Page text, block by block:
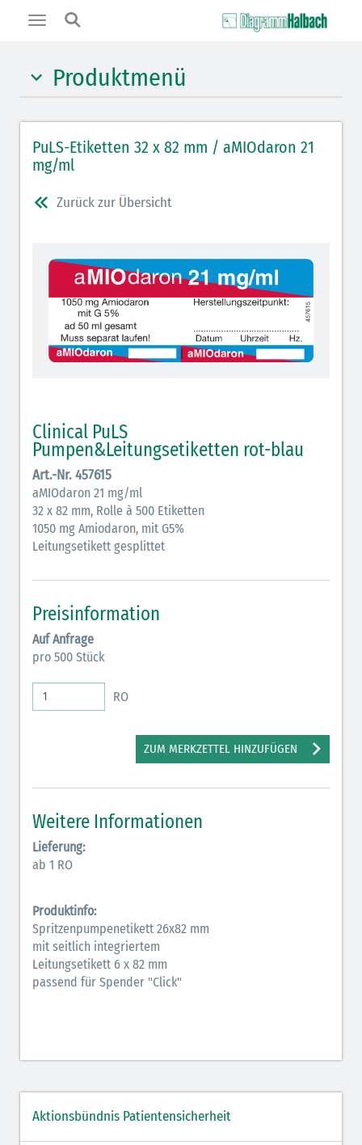
Toggle
Produktmenü
Benzodiazepine (orange)
Muskelrelaxantien (weiß-rot): DIVI 2012
Muskelrelaxans Antagonisten (rot schraffiert): DIVI
Opiate/Opioide (hellblau)
Lokalanästhetika (grau)
Vasopressoren (hellviolett)
Antihypertonika/Vasodilatantien (hellviolett
Antiemetika (salmon)
Verschiedene Medikamente (weiß)
Antikoagulantien (hellgrau/weiß mit schwarzem
Rahmen)
Rahmen)
Elektrolyte (grün-pink)
Elektrolyte Kalium (grün-blau)
Elektrolyte NaCl (grün)
Inodilatatoren (rot-grün)
Antiarrhythmika (rot-blau)
Bronchodilatatoren (blau-braun)
Hormone (braun-beige)
Hormone Insulin (braun-gelb)
PuLS-Etiketten 32 x 82 mm / aMIOdaron 21
mg/ml
Zurück zur Übersicht
Clinical PuLS
Pumpen&Leitungsetiketten rot-blau
Art.-Nr. 457615
aMIOdaron 21 mg/ml
32 x 82 mm, Rolle à 500 Etiketten
1050 mg Amiodaron, mit G5%
Leitungsetikett gesplittet
Preisinformation
Auf Anfrage
pro 500 Stück
RO
ZUM MERKZETTEL HINZUFÜGEN
Weitere Informationen
Lieferung:
ab 1 RO
Produktinfo:
Spritzenpumpenetikett 26x82 mm
mit seitlich integriertem
Leitungsetikett 6 x 82 mm
passend für Spender "Click"
Aktionsbündnis Patientensicherheit